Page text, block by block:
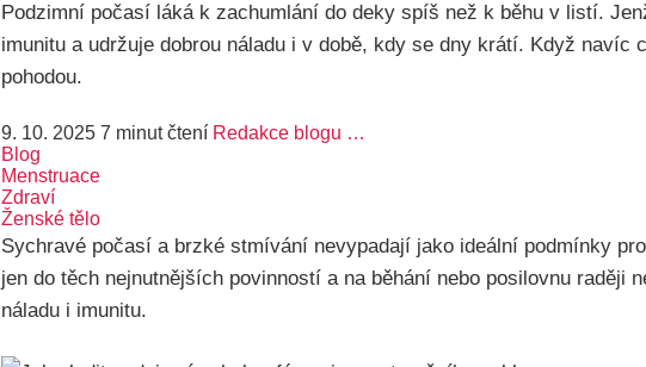
Podzimní počasí láká k zachumlání do deky spíš než k běhu v listí.
imunitu a udržuje dobrou náladu i v době, kdy se dny krátí. Když
pohodou.
9. 10. 2025 7 minut čtení Redakce blogu …
Blog
Menstruace
Zdraví
Ženské tělo
Sychravé počasí a brzké stmívání nevypadají jako ideální podmínky
jen do těch nejnutnějších povinností a na běhání nebo posilovnu
náladu i imunitu.